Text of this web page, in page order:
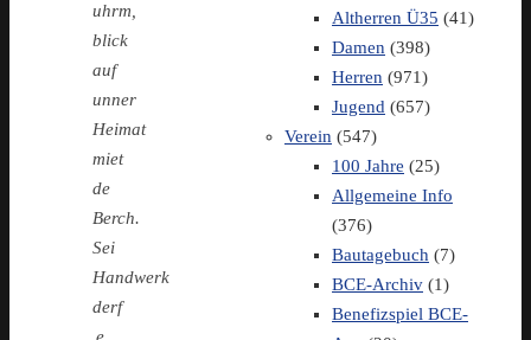
uhrm,
blick
auf
unner
Heimat
miet
de
Berch.
Sei
Handwerk
derf
Altherren Ü35 (41)
Damen (398)
Herren (971)
Jugend (657)
Verein (547)
100 Jahre (25)
Allgemeine Info
(376)
Bautagebuch (7)
BCE-Archiv (1)
Benefizspiel BCE-